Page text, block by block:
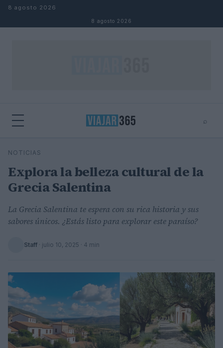
Saltar al contenido
8 agosto 2026
8 agosto 2026
⌕
Buscar
NOTICIAS
Explora la belleza cultural de la
Grecia Salentina
La Grecia Salentina te espera con su rica historia y sus
sabores únicos. ¿Estás listo para explorar este paraíso?
Staff · julio 10, 2025 · 4 min